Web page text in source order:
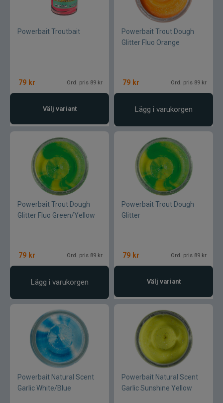
Lamson - Waterworks
Fibe
Fladen
Fly Dressing
Fox Rage
Gamakatsu
D.A.M
Gladsax
Daiwa
Powerbait Troutbait
79 kr Ord. pris 89 kr
Välj variant
Powerbait Trout Dough
Glitter Fluo Orange
79 kr Ord. pris 89 kr
Lägg i varukorgen
Powerbait Trout Dough
Glitter Fluo Green/Yellow
79 kr Ord. pris 89 kr
Lägg i varukorgen
Powerbait Trout Dough
Glitter
79 kr Ord. pris 89 kr
Välj variant
Powerbait Natural Scent
Garlic White/Blue
Powerbait Natural Scent
Garlic Sunshine Yellow